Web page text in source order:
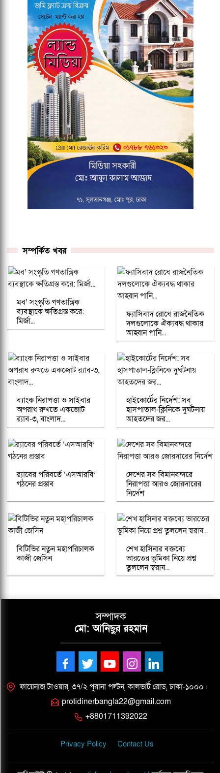
সম্পর্কিত খবর
মব’ সংস্কৃতি গণতান্ত্রিক
ব্যবস্থাকে ক্ষতিগ্রস্ত করে:
মির্জা...
ফ্যাসিবাদ রোধে রাজনৈতিক
দলগুলোকে ঐক্যবদ্ধ থাকার
আহ্বান পানি...
ব্যাংক নিরাপত্তা ও সাইবার
অপরাধ রুখতে একজোট
র‌্যাব-৩, বাংলাদ...
হাইকোর্টের নির্দেশ: সব
হাসপাতাল-ক্লিনিকে দুর্ঘটনায়
আহতদের জর...
র‍্যাবের পরিবর্তে ‘এসআরবি’
গঠনের প্রস্তাব
দেশের সব বিমানবন্দরে
নিরাপত্তা আরও জোরদারের
নির্দেশ
বিটিভির নতুন মহাপরিচালক
কাজী জেসিন
শেখ হাসিনার বক্তব্যে
ভারতের ভূমিকা নিয়ে প্রশ্ন
তুললেন স্বরাষ...
সম্পাদক
মো: আনিছুর রহমান
ফায়েনাজ টাওয়ার, ৩৭/২ পুরানা পল্টন, কালভার্ট রোড, ঢাকা-১০০০।
protidinerbangla22@gmail.com
+8801711392022
Privacy Policy Contact Us